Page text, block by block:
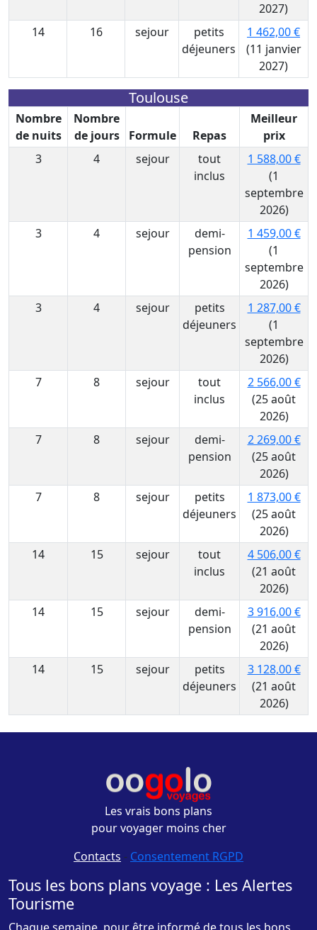
2027)
14
16 sejour
petits
déjeuners
1 462,00 €
(11 janvier
2027)
Toulouse
Nombre
de nuits
Nombre
de jours
Formule Repas
Meilleur
prix
3
4 sejour
tout
inclus
1 588,00 €
(1
septembre
2026)
3
4 sejour
demi-
pension
1 459,00 €
(1
septembre
2026)
3
4 sejour
petits
déjeuners
1 287,00 €
(1
septembre
2026)
7
8 sejour
tout
inclus
2 566,00 €
(25 août
2026)
7
8 sejour
demi-
pension
2 269,00 €
(25 août
2026)
7
8 sejour
petits
déjeuners
1 873,00 €
(25 août
2026)
14
15 sejour
tout
inclus
4 506,00 €
(21 août
2026)
14
15 sejour
demi-
pension
3 916,00 €
(21 août
2026)
14
15 sejour
petits
déjeuners
3 128,00 €
(21 août
2026)
Les vrais bons plans
pour voyager moins cher
Contacts - Consentement RGPD
Tous les bons plans voyage : Les Alertes
Tourisme